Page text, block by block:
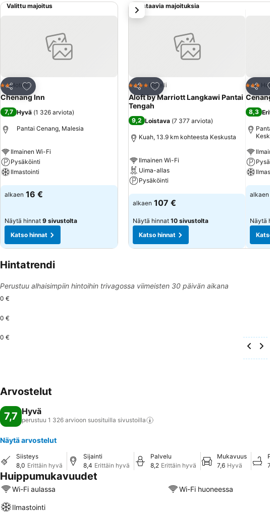
Valittu majoitus
Jaa
Lisää suosikkeihin
2 Tähtiluokitus
Hotelli
Chenang Inn
7,7 Hyvä (1 326 arviota)
Pantai Cenang, Malesia
Ilmainen Wi-Fi
Pysäköinti
Ilmastointi
Katso hinnat
alkaen 16 €
Näytä hinnat 9 sivustolta
Katso hinnat
Vastaavia majoituksia
Jaa
Lisää suosikkeihin
4 Tähtiluokitus
Hotelli
Aloft by Marriott Langkawi Pantai
Tengah
9,2 Loistava (7 377 arviota)
Kuah, 13.9 km kohteesta Keskusta
Ilmainen Wi-Fi
Uima-allas
Pysäköinti
Katso hinnat
alkaen 107 €
Näytä hinnat 10 sivustolta
Katso hinnat
Jaa
3
8,3
alkaen
Näytä
seuraava
Hintatrendi
Perustuu alhaisimpiin hintoihin trivagossa viimeisten 30 päivän aikana
0 €
0 €
0 €
Arvostelut
7,7 Hyvä
perustuu 1 326 arvioon suosituilla sivustoilla
Näytä arvostelut
Siisteys
8,0 Erittäin hyvä
Sijainti
8,4 Erittäin hyvä
Palvelu
8,2 Erittäin hyvä
Mukavuus
7,6 Hyvä
Huippumukavuudet
Wi-Fi aulassa Wi-Fi huoneessa
Ilmastointi